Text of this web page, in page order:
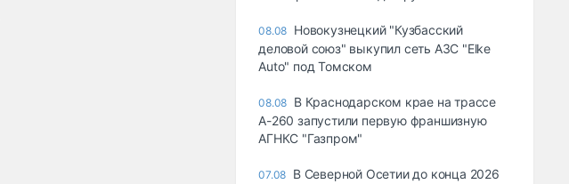
08.08 Новокузнецкий "Кузбасский
деловой союз" выкупил сеть АЗС "Elke
Auto" под Томском
08.08 В Краснодарском крае на трассе
А-260 запустили первую франшизную
АГНКС "Газпром"
07.08 В Северной Осетии до конца 2026